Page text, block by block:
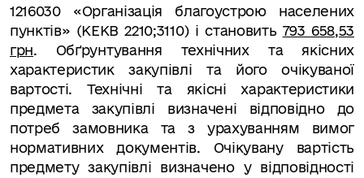
1216030 «Організація благоустрою населених
пунктів» (КЕКВ 2210;3110) і становить 793 658,53
грн. Обґрунтування технічних та якісних
характеристик закупівлі та його очікуваної
вартості. Технічні та якісні характеристики
предмета закупівлі визначені відповідно до
потреб замовника та з урахуванням вимог
нормативних документів. Очікувану вартість
предмету закупівлі визначено у відповідності